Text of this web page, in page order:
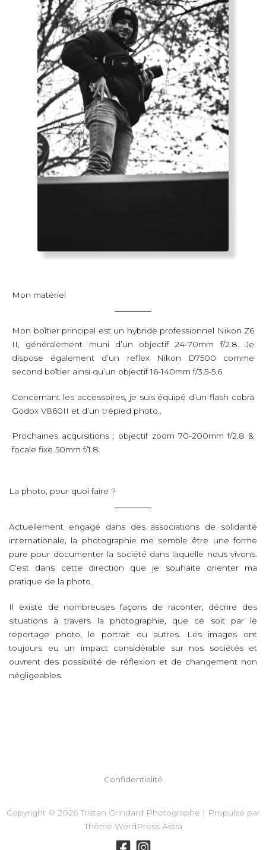
Mon matériel
Mon boîtier principal est un hybride professionnel Nikon Z6
II, généralement muni d’un objectif 24-70mm f/2.8. Je
dispose également d’un reflex Nikon D7500 comme
second boîtier ainsi qu’un objectif 16-140mm f/3.5-5.6.
Concernant les accessoires, je suis équipé d’un flash cobra
Godox V860II et d’un trépied photo..
Prochaines acquisitions : objectif zoom 70-200mm f/2.8 &
focale fixe 50mm f/1.8.
La photo, pour quoi faire ?
Actuellement engagé dans des associations de solidarité
internationale, la photographie me semble être une forme
pure pour documenter la société dans laquelle nous vivons.
C’est dans cette direction que je souhaite orienter ma
pratique de la photo.
Il existe de nombreuses façons de raconter, décrire des
situations à travers la photographie, que ce soit par le
reportage photo, le portrait ou autres. Les images ont
toujours eu un impact considérable sur nos sociétés et
ouvrent des possibilité de réflexion et de changement non
négligeables.
Confidentialité
Copyright © 2026 Tristan Grindard Photographe | Propulsé par
Thème WordPress Astra